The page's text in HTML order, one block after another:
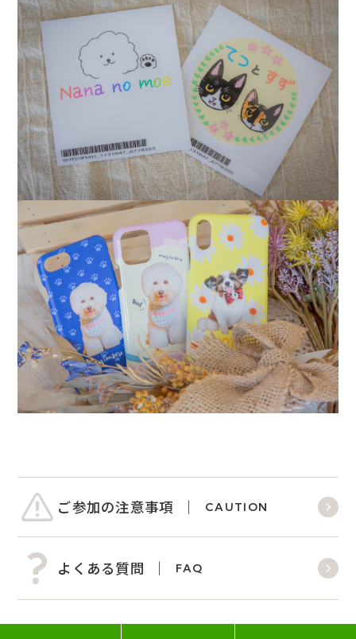
ご参加の注意事項 CAUTION
よくある質問 FAQ